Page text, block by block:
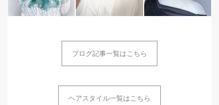
ブログ記事一覧はこちら
ヘアスタイル一覧はこちら